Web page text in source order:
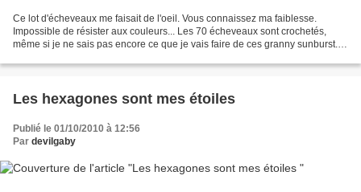
Ce lot d'écheveaux me faisait de l'oeil. Vous connaissez ma faiblesse.
Impossible de résister aux couleurs... Les 70 écheveaux sont crochetés,
même si je ne sais pas encore ce que je vais faire de ces granny sunburst.
Les hexagones sont mes étoiles
Publié le 01/10/2010 à 12:56
Par devilgaby